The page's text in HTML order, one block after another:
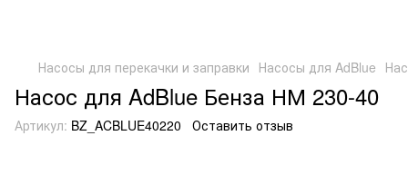
Насосы для перекачки и заправки Насосы для AdBlue
Насос для AdBlue Бенза НМ 230-40
Артикул: BZ_ACBLUE40220 Оставить отзыв